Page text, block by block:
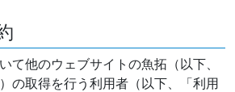
て他のウェブサイトの魚拓（以下、
の取得を行う利用者（以下、「利用